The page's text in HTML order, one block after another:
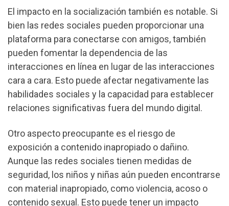
El impacto en la socialización también es notable. Si
bien las redes sociales pueden proporcionar una
plataforma para conectarse con amigos, también
pueden fomentar la dependencia de las
interacciones en línea en lugar de las interacciones
cara a cara. Esto puede afectar negativamente las
habilidades sociales y la capacidad para establecer
relaciones significativas fuera del mundo digital.
Otro aspecto preocupante es el riesgo de
exposición a contenido inapropiado o dañino.
Aunque las redes sociales tienen medidas de
seguridad, los niños y niñas aún pueden encontrarse
con material inapropiado, como violencia, acoso o
contenido sexual. Esto puede tener un impacto